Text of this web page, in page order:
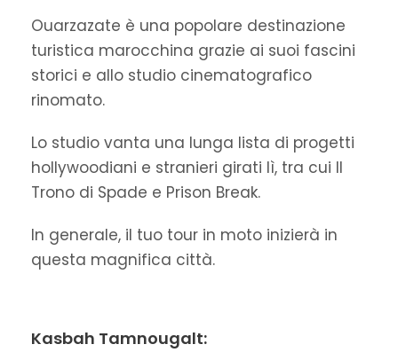
Ouarzazate è una popolare destinazione
turistica marocchina grazie ai suoi fascini
storici e allo studio cinematografico
rinomato.
Lo studio vanta una lunga lista di progetti
hollywoodiani e stranieri girati lì, tra cui Il
Trono di Spade e Prison Break.
In generale, il tuo tour in moto inizierà in
questa magnifica città.
Kasbah Tamnougalt: